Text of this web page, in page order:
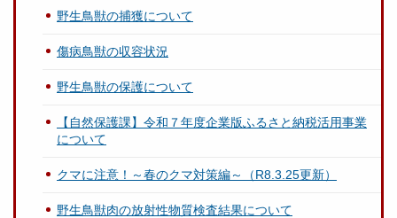
野生鳥獣の捕獲について
傷病鳥獣の収容状況
野生鳥獣の保護について
【自然保護課】令和７年度企業版ふるさと納税活用事業
について
クマに注意！～春のクマ対策編～（R8.3.25更新）
野生鳥獣肉の放射性物質検査結果について